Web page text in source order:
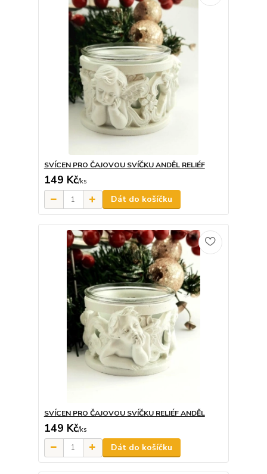
SVÍCEN PRO ČAJOVOU SVÍČKU ANDĚL RELIÉF
149 Kč/ks
Dát do košíčku
SVÍCEN PRO ČAJOVOU SVÍČKU RELIÉF ANDĚL
149 Kč/ks
Dát do košíčku